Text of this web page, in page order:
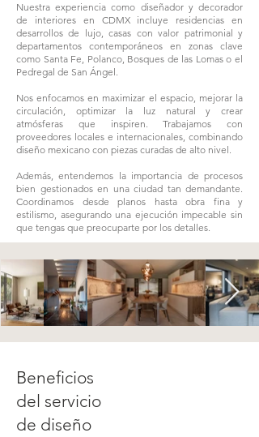
Nuestra experiencia como diseñador y decorador
de interiores en CDMX incluye residencias en
desarrollos de lujo, casas con valor patrimonial y
departamentos contemporáneos en zonas clave
como Santa Fe, Polanco, Bosques de las Lomas o el
Pedregal de San Ángel.
Nos enfocamos en maximizar el espacio, mejorar la
circulación, optimizar la luz natural y crear
atmósferas que inspiren. Trabajamos con
proveedores locales e internacionales, combinando
diseño mexicano con piezas curadas de alto nivel.
Además, entendemos la importancia de procesos
bien gestionados en una ciudad tan demandante.
Coordinamos desde planos hasta obra fina y
estilismo, asegurando una ejecución impecable sin
que tengas que preocuparte por los detalles.
Beneficios
del servicio
de diseño